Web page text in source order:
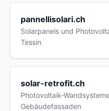
pannellisolari.ch
Solarpanels und
Tessin
solar-retrofit.ch
Photovoltaik-
Gebäudefassaden